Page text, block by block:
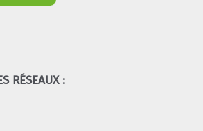
RÉSEAUX :